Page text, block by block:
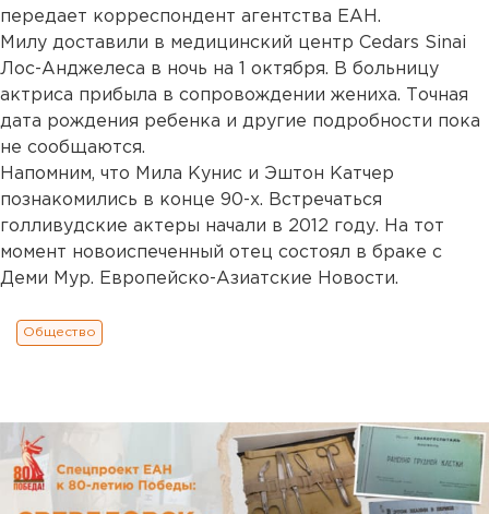
передает корреспондент агентства ЕАН.
Милу доставили в медицинский центр Cedars Sinai
Лос-Анджелеса в ночь на 1 октября. В больницу
актриса прибыла в сопровождении жениха. Точная
дата рождения ребенка и другие подробности пока
не сообщаются.
Напомним, что Мила Кунис и Эштон Катчер
познакомились в конце 90-х. Встречаться
голливудские актеры начали в 2012 году. На тот
момент новоиспеченный отец состоял в браке с
Деми Мур. Европейско-Азиатские Новости.
Общество